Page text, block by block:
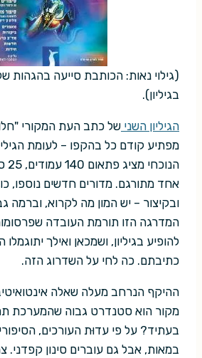
(גילוי נאות: הכותבת סייעה בהגהות
בגיליון).
הגיליון השני של כתב העת המקורי
מפתיע קודם כל בהקפו – לעומת
אחד מתורגם. מדורים חדשים נוספו,
ובקיצור – יש המון מה לקרוא, וברמה
המדרגה הזו תורמת העובדה
להופיע בגיליון, ושמכאן ואילך
כתיבתם. כה לחי על השדרוג הזה.
מקור הוא סטנדרט גבוה שהמערכת
בעתיד? על פי עדוּת העורכים,
במאות, אבל גם עוברים סינון קפדני.